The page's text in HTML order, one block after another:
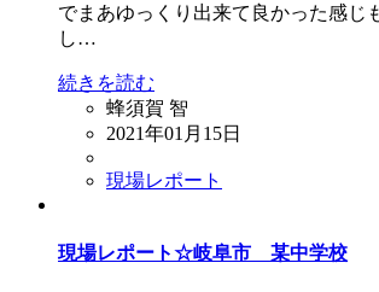
でまあゆっくり出来て良かった感じ
し…
続きを読む
蜂須賀 智
2021年01月15日
現場レポート
現場レポート☆岐阜市 某中学校